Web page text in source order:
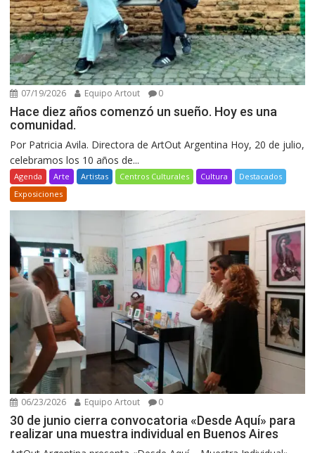
07/19/2026 Equipo Artout 0
Hace diez años comenzó un sueño. Hoy es una
comunidad.
Por Patricia Avila. Directora de ArtOut Argentina Hoy, 20 de julio,
celebramos los 10 años de...
Agenda Arte Artistas Centros Culturales Cultura
Destacados
Exposiciones
06/23/2026 Equipo Artout 0
30 de junio cierra convocatoria «Desde Aquí» para
realizar una muestra individual en Buenos Aires